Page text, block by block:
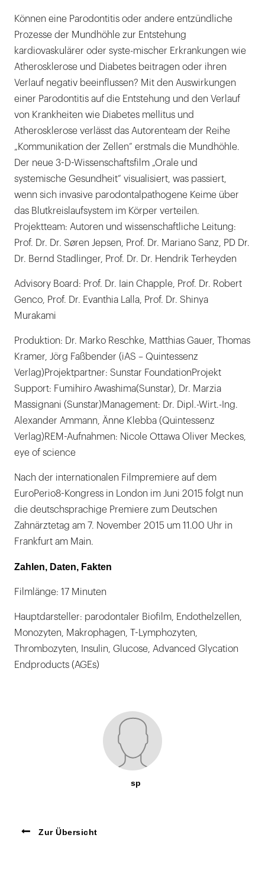
Können eine Parodontitis oder andere entzündliche
Prozesse der Mundhöhle zur Entstehung
kardiovaskulärer oder syste-mischer Erkrankungen wie
Atherosklerose und Diabetes beitragen oder ihren
Verlauf negativ beeinflussen? Mit den Auswirkungen
einer Parodontitis auf die Entstehung und den Verlauf
von Krankheiten wie Diabetes mellitus und
Atherosklerose verlässt das Autorenteam der Reihe
„Kommunikation der Zellen“ erstmals die Mundhöhle.
Der neue 3-D-Wissenschaftsfilm „Orale und
systemische Gesundheit“ visualisiert, was passiert,
wenn sich invasive parodontalpathogene Keime über
das Blutkreislaufsystem im Körper verteilen.
Projektteam: Autoren und wissenschaftliche Leitung:
Prof. Dr. Dr. Søren Jepsen, Prof. Dr. Mariano Sanz, PD Dr.
Dr. Bernd Stadlinger, Prof. Dr. Dr. Hendrik Terheyden
Advisory Board: Prof. Dr. Iain Chapple, Prof. Dr. Robert
Genco, Prof. Dr. Evanthia Lalla, Prof. Dr. Shinya
Murakami
Produktion: Dr. Marko Reschke, Matthias Gauer, Thomas
Kramer, Jörg Faßbender (iAS – Quintessenz
Verlag)Projektpartner: Sunstar FoundationProjekt
Support: Fumihiro Awashima(Sunstar), Dr. Marzia
Massignani (Sunstar)Management: Dr. Dipl.-Wirt.-Ing.
Alexander Ammann, Änne Klebba (Quintessenz
Verlag)REM-Aufnahmen: Nicole Ottawa Oliver Meckes,
eye of science
Nach der internationalen Filmpremiere auf dem
EuroPerio8-Kongress in London im Juni 2015 folgt nun
die deutschsprachige Premiere zum Deutschen
Zahnärztetag am 7. November 2015 um 11.00 Uhr in
Frankfurt am Main.
Zahlen, Daten, Fakten
Filmlänge: 17 Minuten
Hauptdarsteller: parodontaler Biofilm, Endothelzellen,
Monozyten, Makrophagen, T-Lymphozyten,
Thrombozyten, Insulin, Glucose, Advanced Glycation
Endproducts (AGEs)
sp
Zur Übersicht